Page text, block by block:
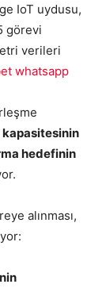
IoT uydusu,
görevi
verileri
whatsapp
hedefinin
alınması,